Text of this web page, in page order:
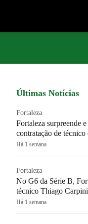
Últimas Notícias
Fortaleza
Fortaleza surpreende
contratação de
Há 1 semana
Fortaleza
No G6 da Série B,
técnico Thiago
Há 1 semana